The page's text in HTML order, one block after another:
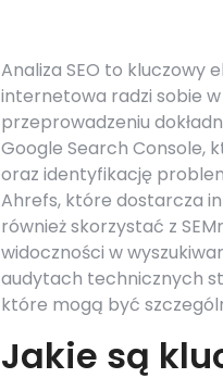
Analiza SEO to
internetowa radzi sobie
przeprowadzeniu
Google Search Console,
oraz identyfikację
Ahrefs, które dostarcza
również skorzystać z
widoczności w
audytach technicznych
które mogą być
Jakie są